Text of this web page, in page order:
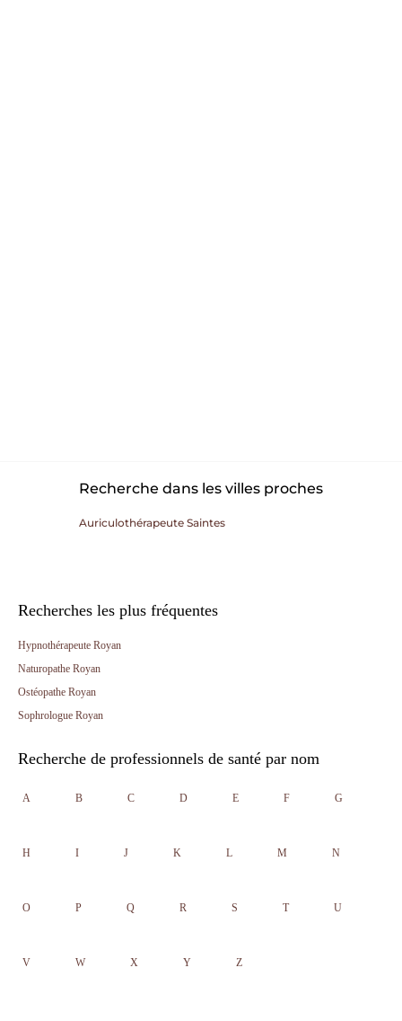
Recherche dans les villes proches
Auriculothérapeute Saintes
Recherches les plus fréquentes
Hypnothérapeute Royan
Naturopathe Royan
Ostéopathe Royan
Sophrologue Royan
Recherche de professionnels de santé par nom
A B C D E F G
H I J K L M N
O P Q R S T U
V W X Y Z